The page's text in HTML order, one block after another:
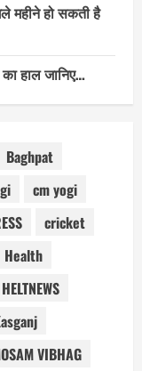
महीने हो सकती है
हाल जानिए…
Baghpat
cm yogi
cricket
Health
HELTNEWS
VIBHAG